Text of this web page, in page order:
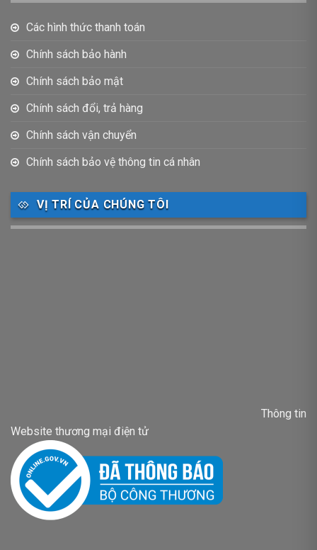
Các hình thức thanh toán
Chính sách bảo hành
Chính sách bảo mật
Chính sách đổi, trả hàng
Chính sách vận chuyển
Chính sách bảo vệ thông tin cá nhân
VỊ TRÍ CỦA CHÚNG TÔI
Thông tin
Website thương mại điện tử